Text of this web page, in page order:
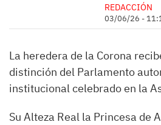
REDACCIÓN
03/06/26 -
La heredera de la Corona
distinción del Parlamento
institucional celebrado en la
Su Alteza Real la Princesa de